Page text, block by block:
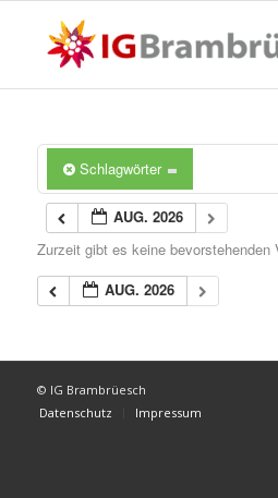
Schlagwörter
AUG. 2026
Zurzeit gibt es keine bevorstehenden
AUG. 2026
© IG Brambrüesch
Datenschutz
Impressum